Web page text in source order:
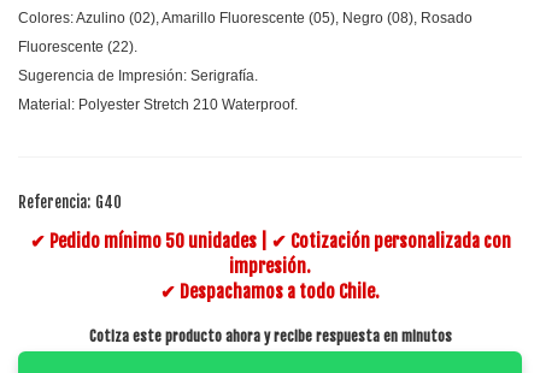
Colores: Azulino (02), Amarillo Fluorescente (05), Negro (08), Rosado
Fluorescente (22).
Sugerencia de Impresión: Serigrafía.
Material: Polyester Stretch 210 Waterproof.
Referencia: G40
✔ Pedido mínimo 50 unidades | ✔ Cotización personalizada con
impresión.
✔ Despachamos a todo Chile.
Cotiza este producto ahora y recibe respuesta en minutos